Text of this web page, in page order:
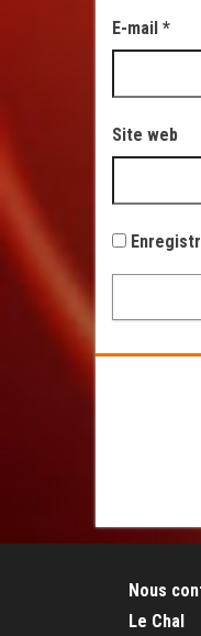
E-mail *
Site web
Nous
Le Chal